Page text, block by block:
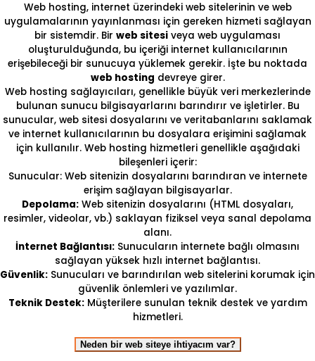
Web hosting, internet üzerindeki web sitelerinin ve web
uygulamalarının yayınlanması için gereken hizmeti sağlayan
bir sistemdir. Bir web sitesi veya web uygulaması
oluşturulduğunda, bu içeriği internet kullanıcılarının
erişebileceği bir sunucuya yüklemek gerekir. İşte bu noktada
web hosting devreye girer.
Web hosting sağlayıcıları, genellikle büyük veri merkezlerinde
bulunan sunucu bilgisayarlarını barındırır ve işletirler. Bu
sunucular, web sitesi dosyalarını ve veritabanlarını saklamak
ve internet kullanıcılarının bu dosyalara erişimini sağlamak
için kullanılır. Web hosting hizmetleri genellikle aşağıdaki
bileşenleri içerir:
Sunucular: Web sitenizin dosyalarını barındıran ve internete
erişim sağlayan bilgisayarlar.
Depolama: Web sitenizin dosyalarını (HTML dosyaları,
resimler, videolar, vb.) saklayan fiziksel veya sanal depolama
alanı.
İnternet Bağlantısı: Sunucuların internete bağlı olmasını
sağlayan yüksek hızlı internet bağlantısı.
Güvenlik: Sunucuları ve barındırılan web sitelerini korumak için
güvenlik önlemleri ve yazılımlar.
Teknik Destek:Müşterilere sunulan teknik destek ve yardım
hizmetleri.
Neden bir web siteye ihtiyacım var?